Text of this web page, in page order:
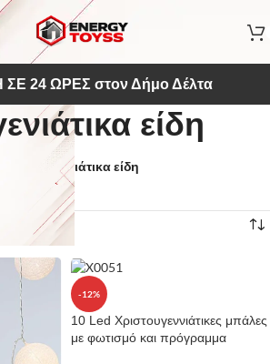
24 ΩΡΕΣ στον Δήμο Δέλτα
είδη
Χριστουγενιάτικα είδη
-12%
10 Led Χριστουγεννιάτικες μπάλες
με φωτισμό και πρόγραμμα